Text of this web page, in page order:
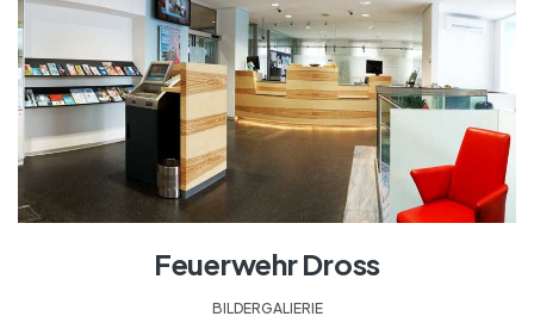
Feuerwehr Dross
BILDERGALIERIE